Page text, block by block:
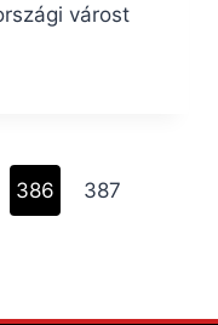
várost
386 387